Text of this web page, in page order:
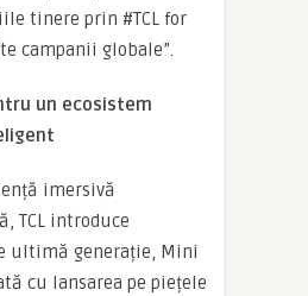
tinere prin #TCL for
campanii globale”.
un ecosistem
imersivă
TCL introduce
ultimă generație, Mini
cu lansarea pe piețele